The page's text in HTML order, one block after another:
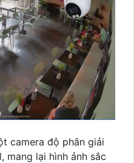
camera độ phân giải
mang lại hình ảnh sắc